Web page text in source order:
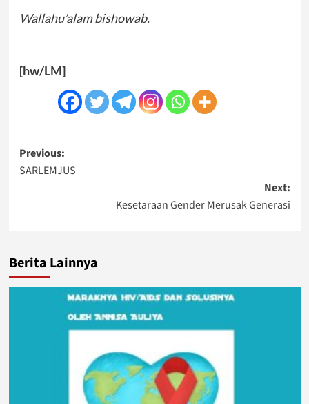
Wallahu’alam bishowab.
[hw/LM]
Post
navigation
Previous:
SARLEMJUS
Next:
Kesetaraan Gender Merusak Generasi
Berita Lainnya